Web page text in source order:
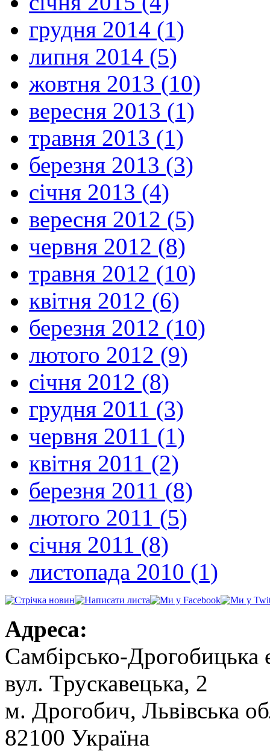
грудня 2014 (1)
липня 2014 (5)
жовтня 2013 (10)
вересня 2013 (1)
травня 2013 (1)
березня 2013 (3)
січня 2013 (4)
вересня 2012 (5)
червня 2012 (8)
травня 2012 (10)
квітня 2012 (6)
березня 2012 (10)
лютого 2012 (9)
січня 2012 (8)
грудня 2011 (3)
червня 2011 (1)
квітня 2011 (2)
березня 2011 (8)
лютого 2011 (5)
січня 2011 (8)
листопада 2010 (1)
Адреса:
Самбірсько-Дрогобицька
вул. Трускавецька, 2
м. Дрогобич, Львівська
82100 Україна